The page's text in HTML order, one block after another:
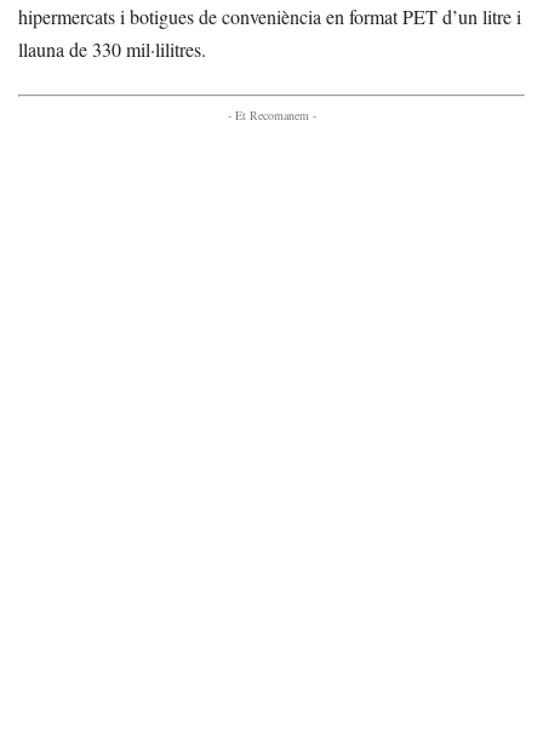
hipermercats i botigues de conveniència en format PET d’un litre i
llauna de 330 mil·lilitres.
- Et Recomanem -